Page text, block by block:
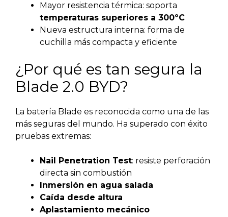
Mayor resistencia térmica: soporta
temperaturas superiores a 300ºC
Nueva estructura interna: forma de
cuchilla más compacta y eficiente
¿Por qué es tan segura la
Blade 2.0 BYD?
La batería Blade es reconocida como una de las
más seguras del mundo. Ha superado con éxito
pruebas extremas:
Nail Penetration Test: resiste perforación
directa sin combustión
Inmersión en agua salada
Caída desde altura
Aplastamiento mecánico